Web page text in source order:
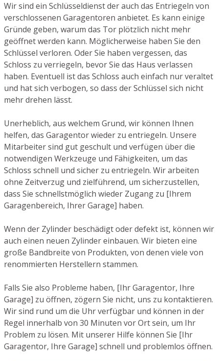
Wir sind ein Schlüsseldienst der auch das Entriegeln von
verschlossenen Garagentoren anbietet. Es kann einige
Gründe geben, warum das Tor plötzlich nicht mehr
geöffnet werden kann. Möglicherweise haben Sie den
Schlüssel verloren. Oder Sie haben vergessen, das
Schloss zu verriegeln, bevor Sie das Haus verlassen
haben. Eventuell ist das Schloss auch einfach nur veraltet
und hat sich verbogen, so dass der Schlüssel sich nicht
mehr drehen lässt.
Unerheblich, aus welchem Grund, wir können Ihnen
helfen, das Garagentor wieder zu entriegeln. Unsere
Mitarbeiter sind gut geschult und verfügen über die
notwendigen Werkzeuge und Fähigkeiten, um das
Schloss schnell und sicher zu entriegeln. Wir arbeiten
ohne Zeitverzug und zielführend, um sicherzustellen,
dass Sie schnellstmöglich wieder Zugang zu [Ihrem
Garagenbereich, Ihrer Garage] haben.
Wenn der Zylinder beschädigt oder defekt ist, können wir
auch einen neuen Zylinder einbauen. Wir bieten eine
große Bandbreite von Produkten, von denen viele von
renommierten Herstellern stammen.
Falls Sie also Probleme haben, [Ihr Garagentor, Ihre
Garage] zu öffnen, zögern Sie nicht, uns zu kontaktieren.
Wir sind rund um die Uhr verfügbar und können in der
Regel innerhalb von 30 Minuten vor Ort sein, um Ihr
Problem zu lösen. Mit unserer Hilfe können Sie [Ihr
Garagentor, Ihre Garage] schnell und problemlos öffnen.